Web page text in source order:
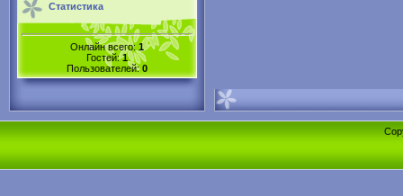
Статистика
Онлайн всего: 1
Гостей:1
Пользователей:0